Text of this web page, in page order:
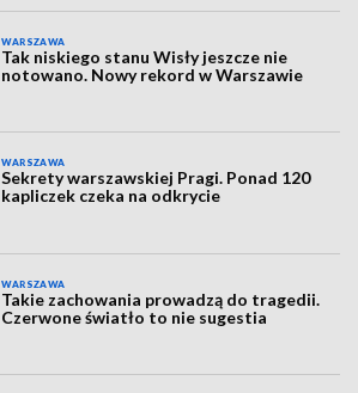
WARSZAWA
Tak niskiego stanu Wisły jeszcze nie
notowano. Nowy rekord w Warszawie
WARSZAWA
Sekrety warszawskiej Pragi. Ponad 120
kapliczek czeka na odkrycie
WARSZAWA
Takie zachowania prowadzą do tragedii.
Czerwone światło to nie sugestia